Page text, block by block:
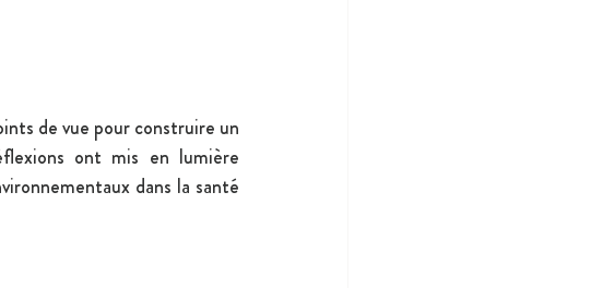
ont mis en lumière
dans la santé